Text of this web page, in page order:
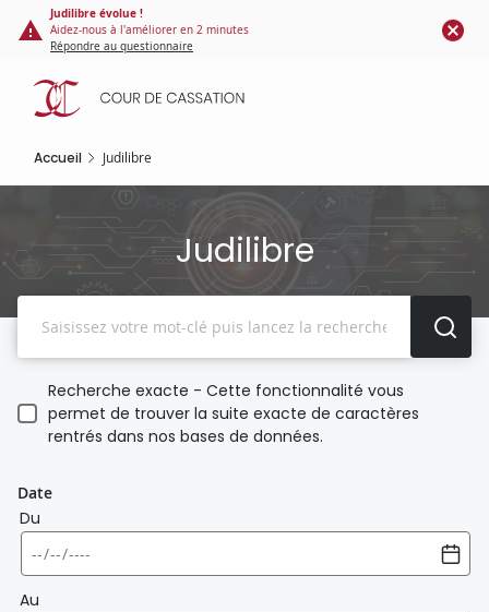
Panneau de gestion des cookies
contenu
principal
Judilibre évolue !
Aidez-nous à l'améliorer en 2 minutes
Répondre au questionnaire
Accueil Judilibre
Judilibre
Recherche exacte - Cette fonctionnalité vous
permet de trouver la suite exacte de caractères
rentrés dans nos bases de données.
Date
Du
Au